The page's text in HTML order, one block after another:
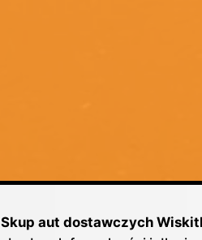
Skup aut dostawczych